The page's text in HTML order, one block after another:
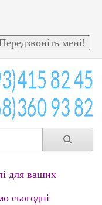
для ваших
сьогодні